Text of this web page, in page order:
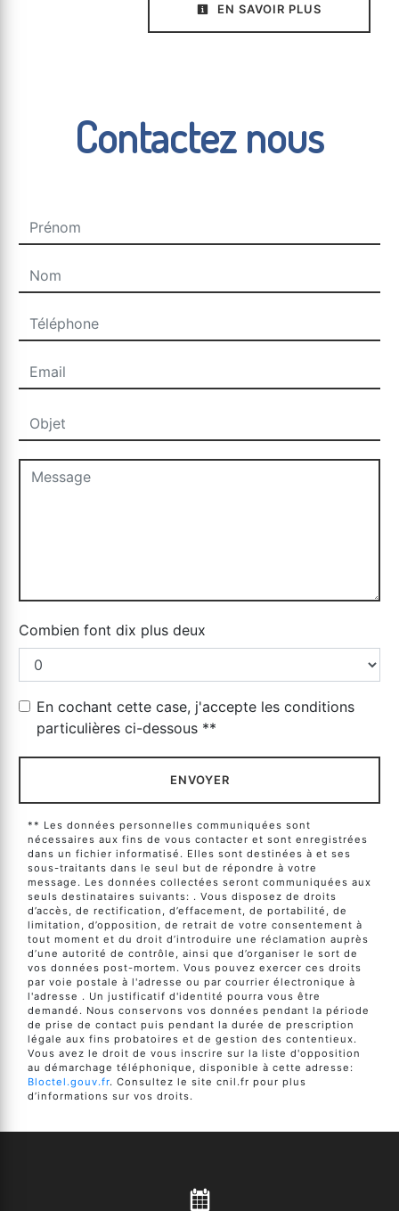
EN SAVOIR PLUS
Contactez nous
Combien font dix plus deux
En cochant cette case, j'accepte les conditions
particulières ci-dessous **
ENVOYER
** Les données personnelles communiquées sont
nécessaires aux fins de vous contacter et sont enregistrées
dans un fichier informatisé. Elles sont destinées à et ses
sous-traitants dans le seul but de répondre à votre
message. Les données collectées seront communiquées aux
seuls destinataires suivants: . Vous disposez de droits
d’accès, de rectification, d’effacement, de portabilité, de
limitation, d’opposition, de retrait de votre consentement à
tout moment et du droit d’introduire une réclamation auprès
d’une autorité de contrôle, ainsi que d’organiser le sort de
vos données post-mortem. Vous pouvez exercer ces droits
par voie postale à l'adresse ou par courrier électronique à
l'adresse . Un justificatif d'identité pourra vous être
demandé. Nous conservons vos données pendant la période
de prise de contact puis pendant la durée de prescription
légale aux fins probatoires et de gestion des contentieux.
Vous avez le droit de vous inscrire sur la liste d'opposition
au démarchage téléphonique, disponible à cette adresse:
Bloctel.gouv.fr. Consultez le site cnil.fr pour plus
d’informations sur vos droits.